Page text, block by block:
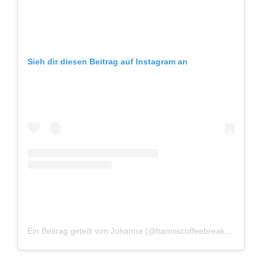
Sieh dir diesen Beitrag auf Instagram an
Ein Beitrag geteilt von Johanna (@hanniscoffeebreak)am